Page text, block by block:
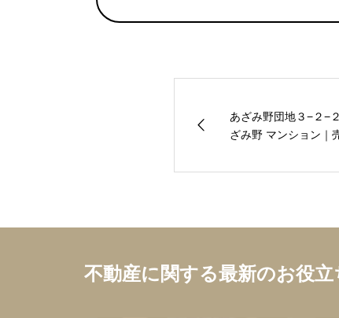
あざみ野団地３−２−
ざみ野 マンション｜
不動産に関する最新のお役立